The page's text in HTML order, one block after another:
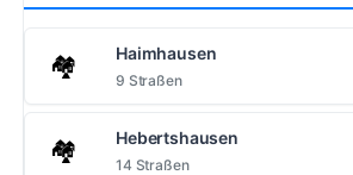
🏘️ Haimhausen
9 Straßen
🏘️ Hebertshausen
14 Straßen